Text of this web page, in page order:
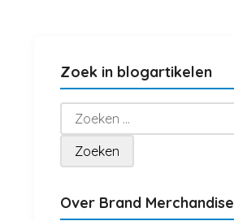
Zoek in blogartikelen
Zoeken
naar:
Over Brand Merchandise